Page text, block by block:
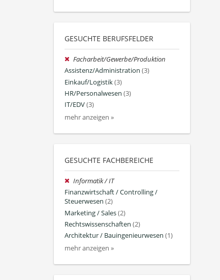
GESUCHTE BERUFSFELDER
Facharbeit/Gewerbe/Produktion
Assistenz/Administration (3)
Einkauf/Logistik(3)
HR/Personalwesen (3)
IT/EDV(3)
mehr anzeigen »
GESUCHTE FACHBEREICHE
Informatik / IT
Finanzwirtschaft / Controlling /
Steuerwesen (2)
Marketing / Sales(2)
Rechtswissenschaften (2)
Architektur / Bauingenieurwesen (1)
mehr anzeigen »